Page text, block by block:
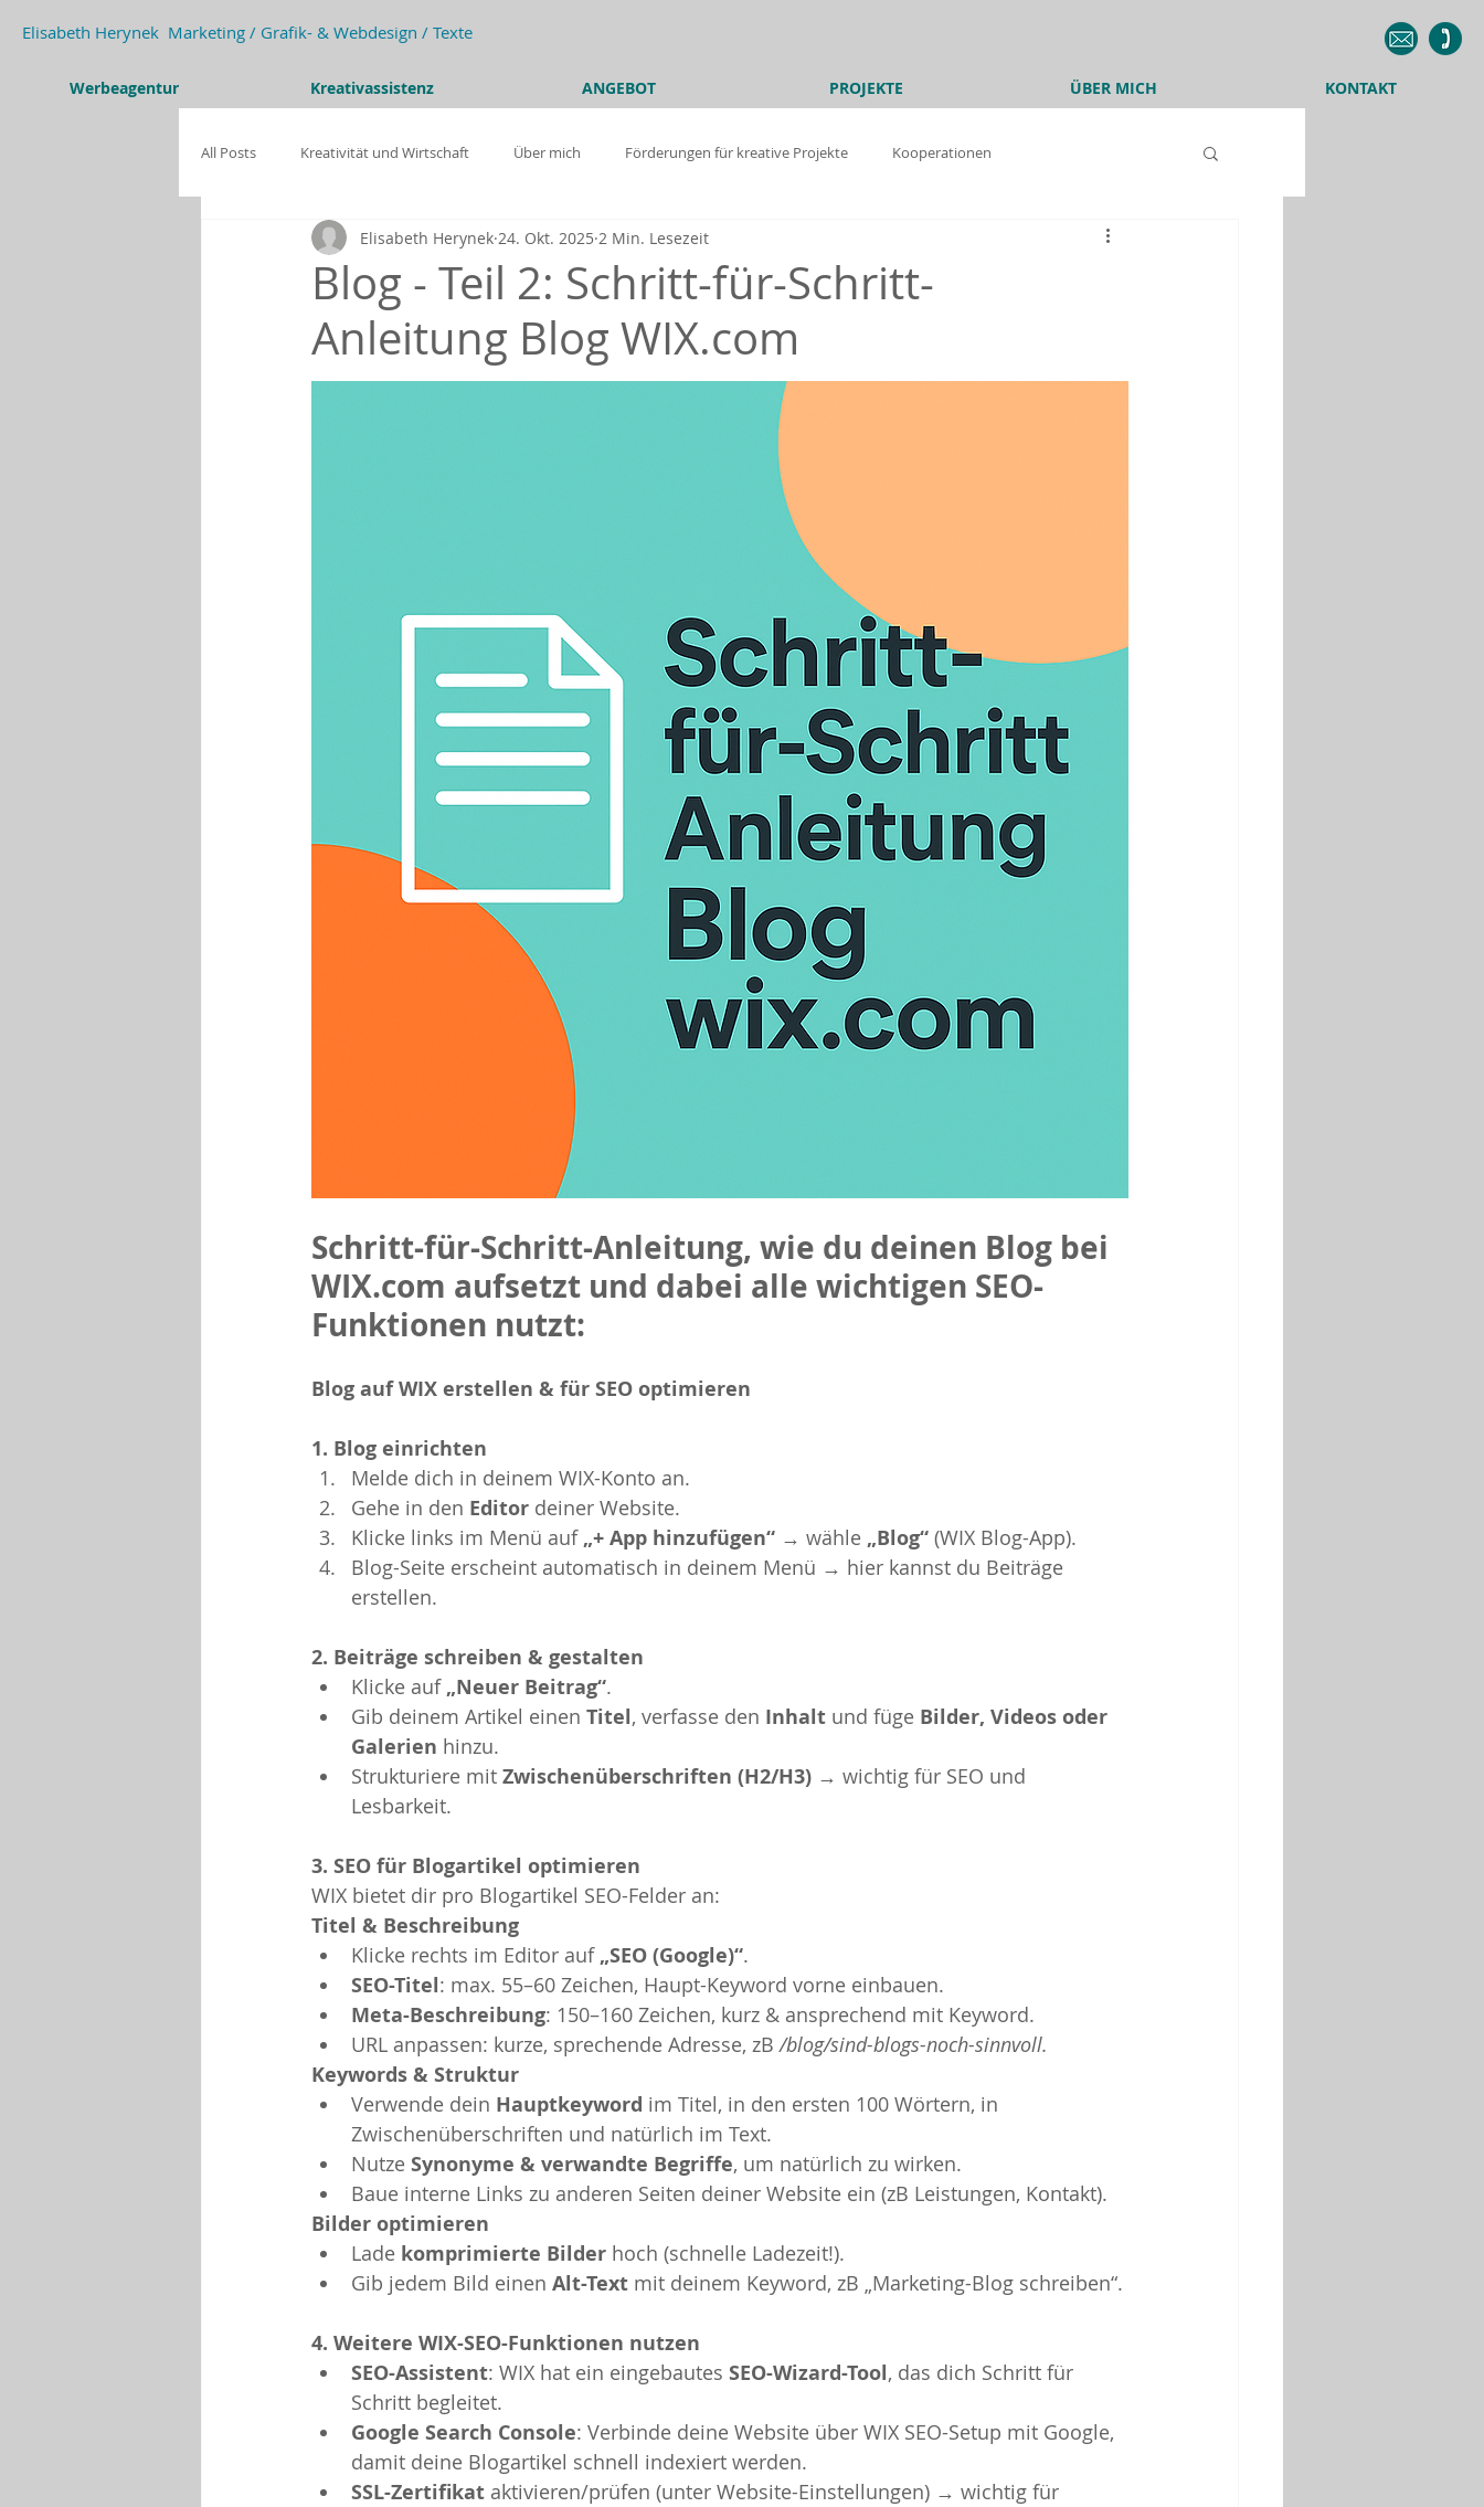
Elisabeth Herynek Marketing / Grafik- & Webdesign / Texte
Werbeagentur Kreativassistenz ANGEBOT PROJEKTE ÜBER MICH KONTAKT
All Posts Kreativität und Wirtschaft Über mich Förderungen für kreative Projekte Kooperationen
Kreativität und Wirtschaft Förderungen für kreative Projekte
DSGVO KI Barrierefreiheit Know-how Grafik und Design
Blog - Teil 2: Schritt-für-Schritt-
Anleitung Blog WIX.com
Elisabeth Herynek 24. Okt. 2025 2 Min. Lesezeit
Schritt-für-Schritt-Anleitung, wie du deinen Blog bei
WIX.com aufsetzt und dabei alle wichtigen SEO-
Funktionen nutzt:
Blog auf WIX erstellen & für SEO optimieren
1. Blog einrichten
Melde dich in deinem WIX-Konto an.
Gehe in den Editor deiner Website.
Klicke links im Menü auf „+ App hinzufügen“ → wähle „Blog“ (WIX Blog-App).
Blog-Seite erscheint automatisch in deinem Menü → hier kannst du Beiträge
erstellen.
2. Beiträge schreiben & gestalten
Klicke auf „Neuer Beitrag“.
Gib deinem Artikel einen Titel, verfasse den Inhalt und füge Bilder, Videos oder
Galerien hinzu.
Strukturiere mit Zwischenüberschriften (H2/H3) → wichtig für SEO und
Lesbarkeit.
3. SEO für Blogartikel optimieren
WIX bietet dir pro Blogartikel SEO-Felder an:
Titel & Beschreibung
Klicke rechts im Editor auf „SEO (Google)“.
SEO-Titel: max. 55–60 Zeichen, Haupt-Keyword vorne einbauen.
Meta-Beschreibung: 150–160 Zeichen, kurz & ansprechend mit Keyword.
URL anpassen: kurze, sprechende Adresse, zB /blog/sind-blogs-noch-sinnvoll.
Keywords & Struktur
Verwende dein Hauptkeyword im Titel, in den ersten 100 Wörtern, in
Zwischenüberschriften und natürlich im Text.
Nutze Synonyme & verwandte Begriffe, um natürlich zu wirken.
Baue interne Links zu anderen Seiten deiner Website ein (zB Leistungen, Kontakt).
Bilder optimieren
Lade komprimierte Bilder hoch (schnelle Ladezeit!).
Gib jedem Bild einen Alt-Text mit deinem Keyword, zB „Marketing-Blog schreiben“.
4. Weitere WIX-SEO-Funktionen nutzen
SEO-Assistent: WIX hat ein eingebautes SEO-Wizard-Tool, das dich Schritt für
Schritt begleitet.
Google Search Console: Verbinde deine Website über WIX SEO-Setup mit Google,
damit deine Blogartikel schnell indexiert werden.
SSL-Zertifikat aktivieren/prüfen (unter Website-Einstellungen) → wichtig für